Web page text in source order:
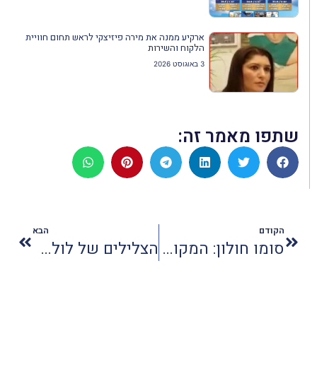
ארקיע ממנה את מירה פיזיצקי לראש תחום חוויית
הלקוח והשירות
3 באוגוסט 2026
שתפו מאמר זה:
הקודם
סומו חולון: המקום שבו חולון חולמת באסייתית
הבא
הצלילים של לולה מארש יהדהדו במערת צדקיהו